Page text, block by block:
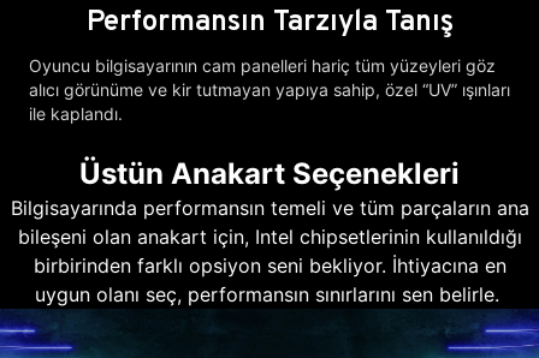
Performansın Tarzıyla Tanış
Oyuncu bilgisayarının cam panelleri hariç tüm yüzeyleri göz
alıcı görünüme ve kir tutmayan yapıya sahip, özel “UV” ışınları
ile kaplandı.
Üstün Anakart Seçenekleri
Bilgisayarında performansın temeli ve tüm parçaların ana
bileşeni olan anakart için, Intel chipsetlerinin kullanıldığı
birbirinden farklı opsiyon seni bekliyor. İhtiyacına en
uygun olanı seç, performansın sınırlarını sen belirle.